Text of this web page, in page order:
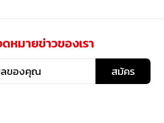
หมายข่าวของเรา
สมัคร